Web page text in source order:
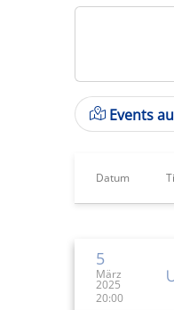
Events
Datum
5
März
2025
20:00